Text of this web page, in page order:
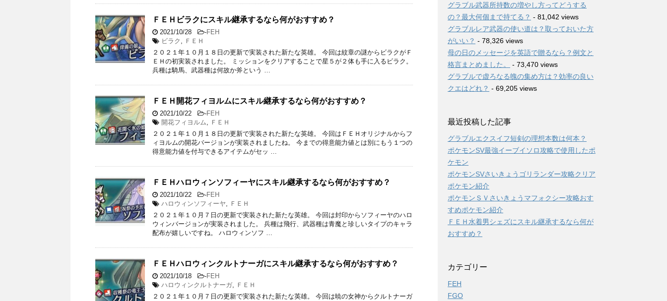
ＦＥＨビラクにスキル継承するなら何がおすすめ？
2021/10/28 -FEH
ビラク , ＦＥＨ
２０２１年１０月１８日の更新で実装された新たな英雄。 今回は紋章の謎からビラクがＦ
ＥＨの初実装されました。 ミッションをクリアすることで星５が２体も手に入るビラク。
兵種は騎馬、武器種は何故か斧という …
ＦＥＨ開花フィヨルムにスキル継承するなら何がおすすめ？
2021/10/22 -FEH
開花フィヨルム, ＦＥＨ
２０２１年１０月１８日の更新で実装された新たな英雄。 今回はＦＥＨオリジナルからフ
ィヨルムの開花バージョンが実装されましたね。 今までの得意能力値とは別にもう１つの
得意能力値を付与できるアイテムがセッ …
ＦＥＨハロウィンソフィーヤにスキル継承するなら何がおすすめ？
2021/10/22 -FEH
ハロウィンソフィーヤ, ＦＥＨ
２０２１年１０月７日の更新で実装された新たな英雄。 今回は封印からソフィーヤのハロ
ウィンバージョンが実装されました。 兵種は飛行、武器種は青魔と珍しいタイプのキャラ
配布が嬉しいですね。 ハロウィンソフ …
ＦＥＨハロウィンクルトナーガにスキル継承するなら何がおすすめ？
2021/10/18 -FEH
ハロウィンクルトナーガ, ＦＥＨ
２０２１年１０月７日の更新で実装された新たな英雄。 今回は暁の女神からクルトナーガ
グラブル武器所持数の増やし方ってどうする
の？最大何個まで持てる？ - 81,042 views
グラブルレア武器の使い道は？取っておいた方
がいい？ - 78,326 views
母の日のメッセージを英語で贈るなら？例文と
格言まとめました。
- 73,470 views
グラブルで虚ろなる魄の集め方は？効率の良い
クエはどれ？ - 69,205 views
最近投稿した記事
グラブルエクスイフ短剣の理想本数は何本？
ポケモンSV最強イーブイソロ攻略で使用したポ
ケモン
ポケモンSVさいきょうゴリランダー攻略クリア
ポケモン紹介
ポケモンＳＶさいきょうマフォクシー攻略おす
すめポケモン紹介
ＦＥＨ水着男シェズにスキル継承するなら何が
おすすめ？
カテゴリー
FEH
FGO